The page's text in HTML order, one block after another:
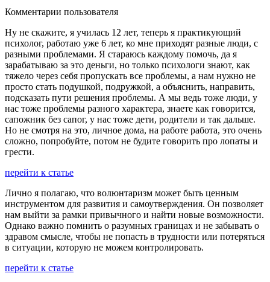
Комментарии пользователя
Ну не скажите, я училась 12 лет, теперь я практикующий
психолог, работаю уже 6 лет, ко мне приходят разные люди, с
разными проблемами. Я стараюсь каждому помочь, да я
зарабатываю за это деньги, но только психологи знают, как
тяжело через себя пропускать все проблемы, а нам нужно не
просто стать подушкой, подружкой, а объяснить, направить,
подсказать пути решения проблемы. А мы ведь тоже люди, у
нас тоже проблемы разного характера, знаете как говорится,
сапожник без сапог, у нас тоже дети, родители и так дальше.
Но не смотря на это, личное дома, на работе работа, это очень
сложно, попробуйте, потом не будите говорить про лопаты и
грести.
перейти к статье
Лично я полагаю, что волюнтаризм может быть ценным
инструментом для развития и самоутверждения. Он позволяет
нам выйти за рамки привычного и найти новые возможности.
Однако важно помнить о разумных границах и не забывать о
здравом смысле, чтобы не попасть в трудности или потеряться
в ситуации, которую не можем контролировать.
перейти к статье